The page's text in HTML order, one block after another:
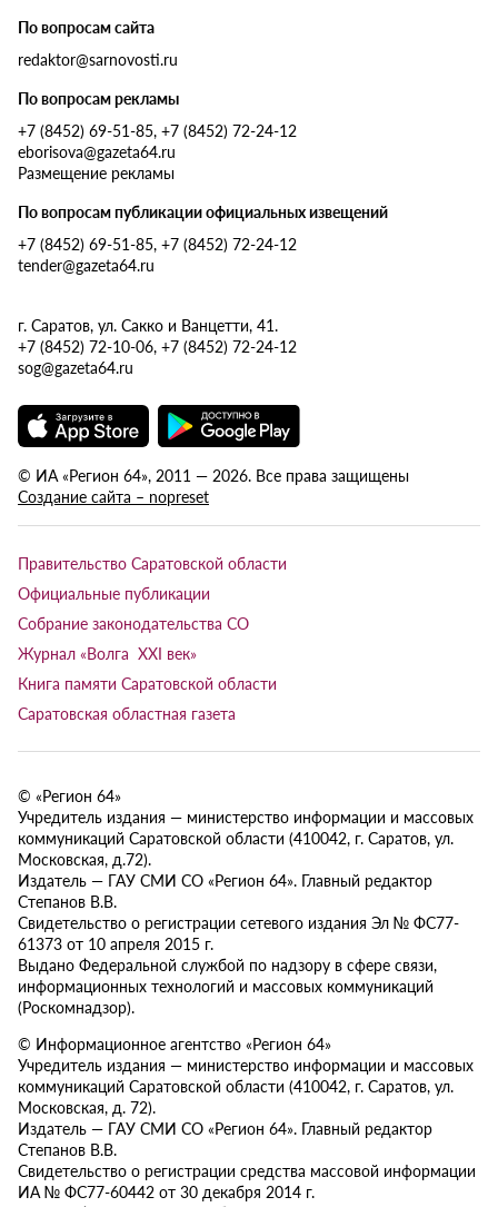
По вопросам сайта
redaktor@sarnovosti.ru
По вопросам рекламы
+7 (8452) 69-51-85, +7 (8452) 72-24-12
eborisova@gazeta64.ru
Размещение рекламы
По вопросам публикации официальных извещений
+7 (8452) 69-51-85, +7 (8452) 72-24-12
tender@gazeta64.ru
г. Саратов, ул. Сакко и Ванцетти, 41.
+7 (8452) 72-10-06, +7 (8452) 72-24-12
sog@gazeta64.ru
© ИА «Регион 64», 2011 — 2026. Все права защищены
Создание сайта – nopreset
Правительство Саратовской области
Официальные публикации
Собрание законодательства СО
Журнал «Волга XXI век»
Книга памяти Саратовской области
Саратовская областная газета
© «Регион 64»
Учредитель издания — министерство информации и массовых
коммуникаций Саратовской области (410042, г. Саратов, ул.
Московская, д.72).
Издатель — ГАУ СМИ СО «Регион 64». Главный редактор
Степанов В.В.
Свидетельство о регистрации сетевого издания Эл № ФС77-
61373 от 10 апреля 2015 г.
Выдано Федеральной службой по надзору в сфере связи,
информационных технологий и массовых коммуникаций
(Роскомнадзор).
© Информационное агентство «Регион 64»
Учредитель издания — министерство информации и массовых
коммуникаций Саратовской области (410042, г. Саратов, ул.
Московская, д. 72).
Издатель — ГАУ СМИ СО «Регион 64». Главный редактор
Степанов В.В.
Свидетельство о регистрации средства массовой информации
ИА № ФС77-60442 от 30 декабря 2014 г.